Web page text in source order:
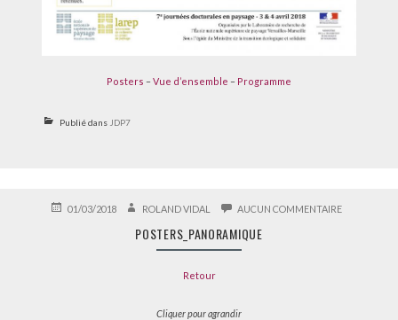
Posters – Vue d’ensemble – Programme
Publié dans JDP7
PUBLIÉ01/03/2018 AUTEURROLAND VIDAL AUCUN COMMENTAIRESUR
POSTERS_PANORAMIQUE
Retour
Cliquer pour agrandir